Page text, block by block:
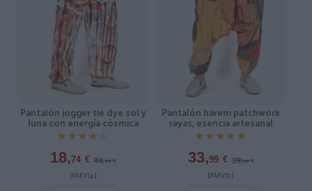
Pantalón jogger tie dye sol y
luna con energía cósmica
★★★★★
★★★★★
18,74 € 24,99 €
[PAEV74 ]
Pantalón harem patchwork
rayas, esencia artesanal
★★★★★
★★★★★
33,99 € 39,99 €
[PAEV72 ]